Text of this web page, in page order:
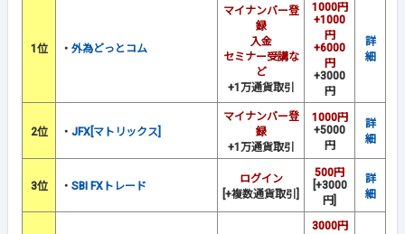
1位 ・ 外為どっとコム
マイナンバー登
録
入金
セミナー受講な
ど
+1万通貨取引
1000円
+1000
円
+6000
円
+3000
円
詳
細
2位 ・ JFX[マトリックス]
マイナンバー登
録
+1万通貨取引
1000円
+5000
円
詳
細
3位 ・ SBI FXトレード
ログイン
[+複数通貨取引]
500円
[+3000
円]
詳
細
3000円